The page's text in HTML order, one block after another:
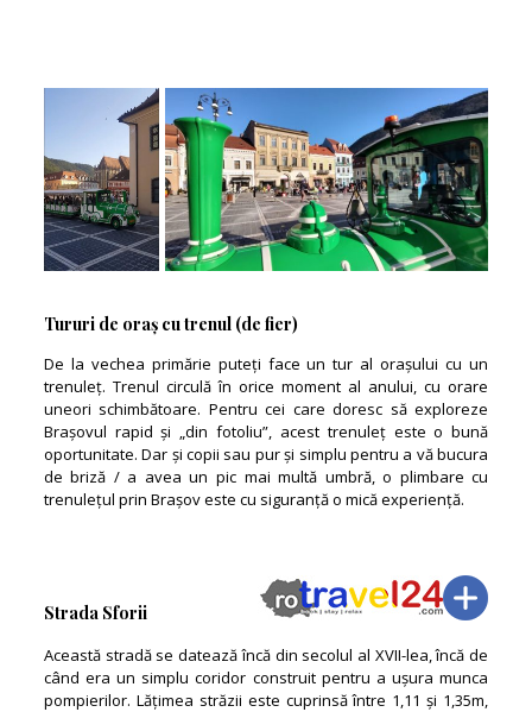
Tururi de oraș cu trenul (de fier)
De la vechea primărie puteți face un tur al orașului cu un
trenuleț. Trenul circulă în orice moment al anului, cu orare
uneori schimbătoare. Pentru cei care doresc să exploreze
Brașovul rapid și „din fotoliu”, acest trenuleț este o bună
oportunitate. Dar și copii sau pur și simplu pentru a vă bucura
de briză / a avea un pic mai multă umbră, o plimbare cu
trenulețul prin Brașov este cu siguranță o mică experiență.
Strada Sforii
Această stradă se datează încă din secolul al XVII-lea, încă de
când era un simplu coridor construit pentru a ușura munca
pompierilor. Lățimea străzii este cuprinsă între 1,11 și 1,35m,